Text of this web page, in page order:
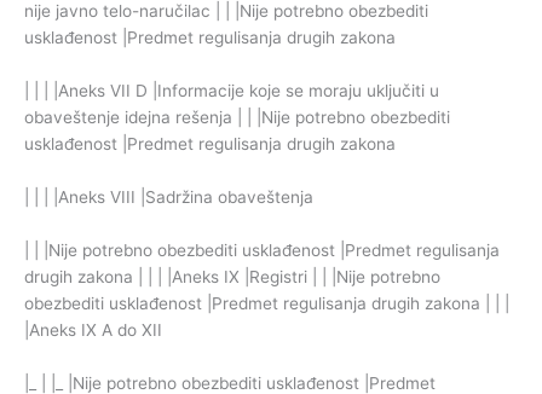
nije javno telo-naručilac | | |Nije potrebno obezbediti
usklađenost |Predmet regulisanja drugih zakona
| | | |Aneks VII D |Informacije koje se moraju uključiti u
obaveštenje idejna rešenja | | |Nije potrebno obezbediti
usklađenost |Predmet regulisanja drugih zakona
| | | |Aneks VIII |Sadržina obaveštenja
| | |Nije potrebno obezbediti usklađenost |Predmet regulisanja
drugih zakona | | | |Aneks IX |Registri | | |Nije potrebno
obezbediti usklađenost |Predmet regulisanja drugih zakona | | |
|Aneks IX A do XII
|_ | |_ |Nije potrebno obezbediti usklađenost |Predmet